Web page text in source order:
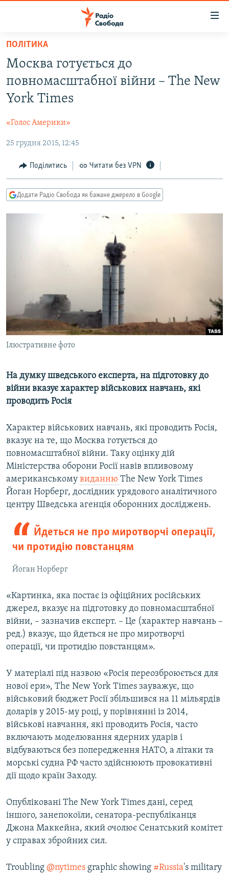
Перейти
основного
матеріалу
Перейти
до
основної
Перейти
пошуку
СТАТТІ
ЕКОНОМІКА
СУСПІЛЬСТВО
КУЛЬТУРА
УКРАЇНА
РОСІЙСЬКА «ФІЛЬТРАЦІЯ»
ДОНБАС.РЕАЛІЇ
КРИМ.РЕАЛІЇ
СХЕМИ
СПЕЦПРОЄКТИ
ПОДКАСТИ
УКР
КТАТ
Усі сайти RFE/RL
ПОЛІТИКА
Москва готується до
повномасштабної війни – The New
York Times
«Голос Америки»
25 грудня 2015, 12:45
Поділитись Читати без VPN
Додати Радіо Свобода як бажане джерело в Google
Ілюстративне фото
На думку шведського експерта, на підготовку до
війни вказує характер військових навчань, які
проводить Росія
Характер військових навчань, які проводить Росія,
вказує на те, що Москва готується до
повномасштабної війни. Таку оцінку дій
Міністерства оборони Росії навів впливовому
американському виданню The New York Times
Йоган Норберг, дослідник урядового аналітичного
центру Шведська агенція оборонних досліджень.
Йдеться не про миротворчі операції,
чи протидію повстанцям
Йоган Норберг
«Картинка, яка постає із офіційних російських
джерел, вказує на підготовку до повномасштабної
війни, – зазначив експерт. – Це (характер навчань –
ред.) вказує, що йдеться не про миротворчі
операції, чи протидію повстанцям».
У матеріалі під назвою «Росія переозброюється для
нової ери», The New York Times зауважує, що
військовий бюджет Росії збільшився на 11 мільярдів
доларів у 2015-му році, у порівнянні із 2014,
військові навчання, які проводить Росія, часто
включають моделювання ядерних ударів і
відбуваються без попередження НАТО, а літаки та
морські судна РФ часто здійснюють провокативні
дії щодо країн Заходу.
Опубліковані The New York Times дані, серед
іншого, занепокоїли, сенатора-республіканця
Джона Маккейна, який очолює Сенатський комітет
у справах збройних сил.
Troubling @nytimes graphic showing #Russia's military